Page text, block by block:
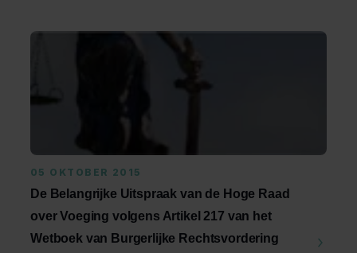
05 OKTOBER 2015
De Belangrijke Uitspraak van de Hoge Raad
over Voeging volgens Artikel 217 van het
Wetboek van Burgerlijke Rechtsvordering